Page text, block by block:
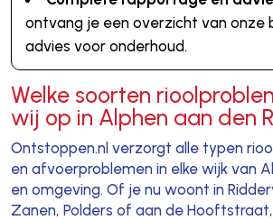
ontvang je een overzicht van onze
advies voor onderhoud.
Welke soorten
wij op in Alphen aan den
Ontstoppen.nl verzorgt alle typen
en afvoerproblemen in elke wijk van
en omgeving. Of je nu woont in
Zanen, Polders of aan de